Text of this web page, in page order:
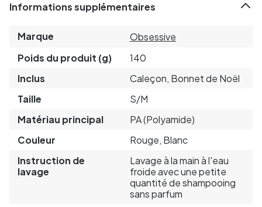
Informations supplémentaires
Marque
Obsessive
Poids du produit (g)
140
Inclus
Caleçon, Bonnet de Noël
Taille
S/M
Matériau principal
PA (Polyamide)
Couleur
Rouge, Blanc
Instruction de
lavage
Lavage à la main à l'eau
froide avec une petite
quantité de shampooing
sans parfum